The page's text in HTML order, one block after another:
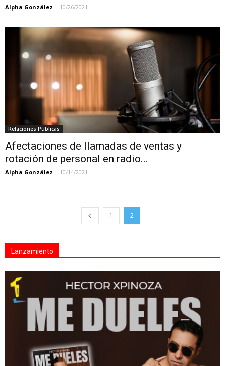
Alpha González - 10/26/2021
Relaciones Públicas
Afectaciones de llamadas de ventas y
rotación de personal en radio...
Alpha González - 10/14/2021
1 2
Lanzamiento